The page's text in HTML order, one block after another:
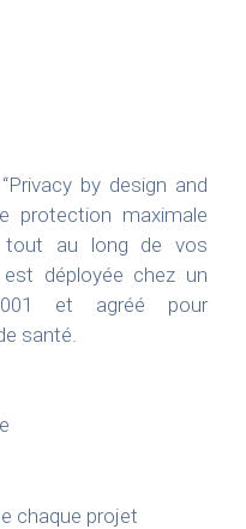
by design and
protection maximale
tout au long de vos
déployée chez un
et agréé pour
santé.
chaque projet